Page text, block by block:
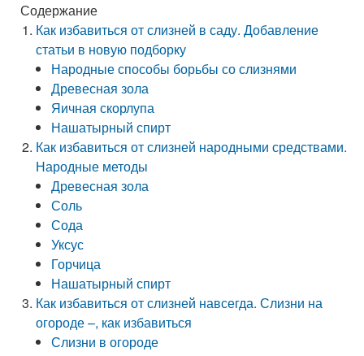
Содержание
Как избавиться от слизней в саду. Добавление
статьи в новую подборку
Народные способы борьбы со слизнями
Древесная зола
Яичная скорлупа
Нашатырный спирт
Как избавиться от слизней народными средствами.
Народные методы
Древесная зола
Соль
Сода
Уксус
Горчица
Нашатырный спирт
Как избавиться от слизней навсегда. Слизни на
огороде –, как избавиться
Слизни в огороде